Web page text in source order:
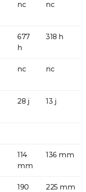
nc nc
677
h
318 h
nc nc
28 j 13 j
114
mm
136 mm
190
225 mm